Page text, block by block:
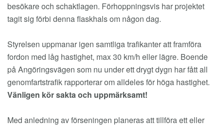
besökare och schaktlagen. Förhoppningsvis har projektet
tagit sig förbi denna flaskhals om någon dag.
Styrelsen uppmanar igen samtliga trafikanter att framföra
fordon med låg hastighet, max 30 km/h eller lägre. Boende
på Angöringsvägen som nu under ett drygt dygn har fått all
genomfartstrafik rapporterar om alldeles för höga hastighet.
Vänligen kör sakta och uppmärksamt!
Med anledning av förseningen planeras att tillföra ett eller